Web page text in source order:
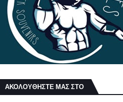
ΑΚΟΛΟΥΘΗΣΤΕ ΜΑΣ ΣΤΟ